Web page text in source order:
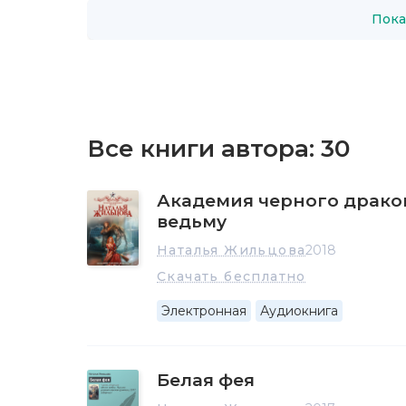
Все книги автора: 30
Академия черного
ведьму
Наталья Жильцова2018
Скачать бесплатно
Электронная Аудиокнига
Белая фея